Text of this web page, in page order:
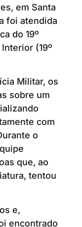
em Santa
foi atendida
do 19º
(19º
Militar, os
sobre um
com
o
que, ao
tentou
e,
encontrado